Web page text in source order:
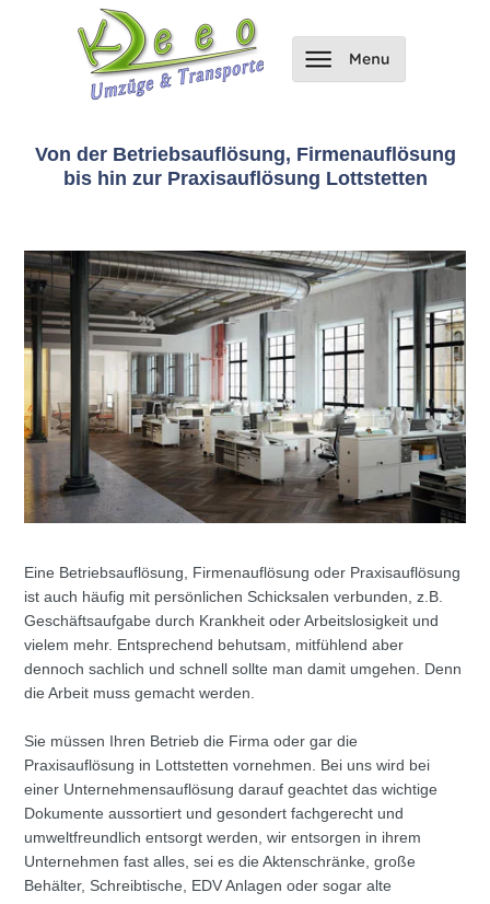
Von der Betriebsauflösung, Firmenauflösung
bis hin zur Praxisauflösung Lottstetten
Eine Betriebsauflösung, Firmenauflösung oder Praxisauflösung
ist auch häufig mit persönlichen Schicksalen verbunden, z.B.
Geschäftsaufgabe durch Krankheit oder Arbeitslosigkeit und
vielem mehr. Entsprechend behutsam, mitfühlend aber
dennoch sachlich und schnell sollte man damit umgehen. Denn
die Arbeit muss gemacht werden.
Sie müssen Ihren Betrieb die Firma oder gar die
Praxisauflösung in Lottstetten vornehmen. Bei uns wird bei
einer Unternehmensauflösung darauf geachtet das wichtige
Dokumente aussortiert und gesondert fachgerecht und
umweltfreundlich entsorgt werden, wir entsorgen in ihrem
Unternehmen fast alles, sei es die Aktenschränke, große
Behälter, Schreibtische, EDV Anlagen oder sogar alte